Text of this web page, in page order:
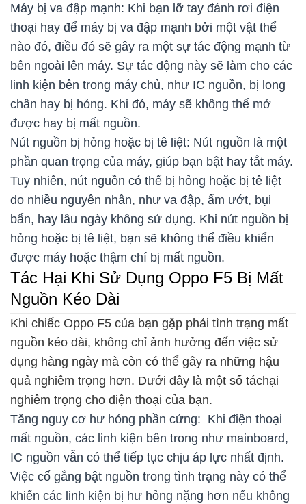
Máy bị va đập mạnh: Khi bạn lỡ tay đánh rơi điện
thoại hay để máy bị va đập mạnh bởi một vật thể
nào đó, điều đó sẽ gây ra một sự tác động mạnh từ
bên ngoài lên máy. Sự tác động này sẽ làm cho các
linh kiện bên trong máy chủ, như IC nguồn, bị long
chân hay bị hỏng. Khi đó, máy sẽ không thể mở
được hay bị mất nguồn.
Nút nguồn bị hỏng hoặc bị tê liệt: Nút nguồn là một
phần quan trọng của máy, giúp bạn bật hay tắt máy.
Tuy nhiên, nút nguồn có thể bị hỏng hoặc bị tê liệt
do nhiều nguyên nhân, như va đập, ẩm ướt, bụi
bẩn, hay lâu ngày không sử dụng. Khi nút nguồn bị
hỏng hoặc bị tê liệt, bạn sẽ không thể điều khiển
được máy hoặc thậm chí bị mất nguồn.
Tác Hại Khi Sử Dụng Oppo F5 Bị Mất
Nguồn Kéo Dài
Khi chiếc Oppo F5 của bạn gặp phải tình trạng mất
nguồn kéo dài, không chỉ ảnh hưởng đến việc sử
dụng hàng ngày mà còn có thể gây ra những hậu
quả nghiêm trọng hơn. Dưới đây là một số táchại
nghiêm trọng cho điện thoại của bạn.
Tăng nguy cơ hư hỏng phần cứng: Khi điện thoại
mất nguồn, các linh kiện bên trong như mainboard,
IC nguồn vẫn có thể tiếp tục chịu áp lực nhất định.
Việc cố gắng bật nguồn trong tình trạng này có thể
khiến các linh kiện bị hư hỏng nặng hơn nếu không